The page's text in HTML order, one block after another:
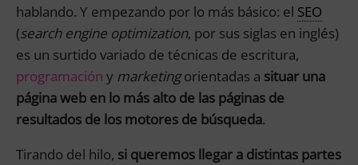
hablando. Y empezando por lo más básico: el SEO
(search engine optimization, por sus siglas en inglés)
es un surtido variado de técnicas de escritura,
programación y marketingorientadas a situar una
página web en lo más alto de las páginas de
resultados de los motores de búsqueda.
Tirando del hilo, si queremos llegar a distintas partes